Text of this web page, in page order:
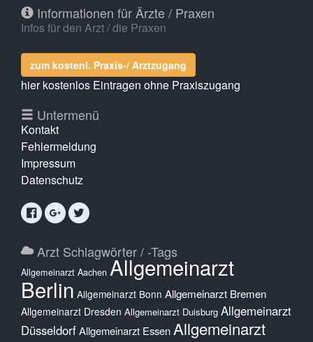
Informationen für Ärzte / Praxen
Infos für den Arzt / die Praxen
zum kostenl. Praxis-/ Arztzugang
hier kostenlos Eintragen ohne Praxiszugang
Untermenü
Kontakt
Fehlermeldung
Impressum
Datenschutz
Arzt Schlagwörter / -Tags
Allgemeinarzt Aachen Allgemeinarzt
Berlin Allgemeinarzt Bonn Allgemeinarzt Bremen
Allgemeinarzt Dresden Allgemeinarzt Duisburg Allgemeinarzt
DüsseldorfAllgemeinarzt Essen Allgemeinarzt